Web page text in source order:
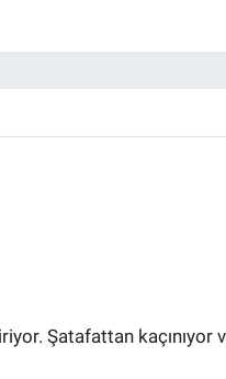
Şatafattan kaçınıyor